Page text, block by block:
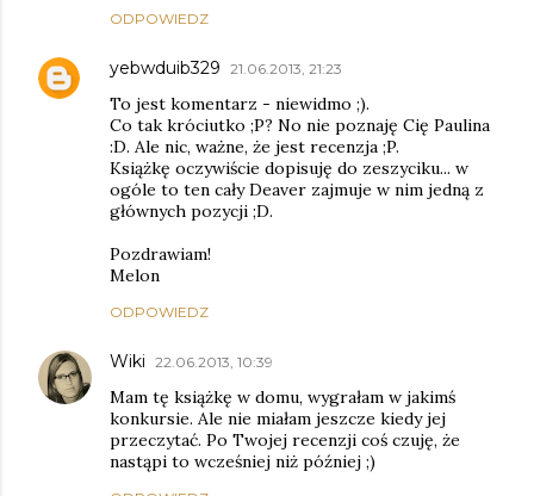
ODPOWIEDZ
yebwduib329 21.06.2013, 21:23
To jest komentarz - niewidmo ;).
Co tak króciutko ;P? No nie poznaję Cię Paulina
:D. Ale nic, ważne, że jest recenzja ;P.
Książkę oczywiście dopisuję do zeszyciku... w
ogóle to ten cały Deaver zajmuje w nim jedną z
głównych pozycji ;D.
Pozdrawiam!
Melon
ODPOWIEDZ
Wiki 22.06.2013, 10:39
Mam tę książkę w domu, wygrałam w jakimś
konkursie. Ale nie miałam jeszcze kiedy jej
przeczytać. Po Twojej recenzji coś czuję, że
nastąpi to wcześniej niż później ;)